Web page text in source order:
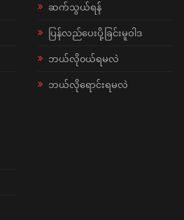
ဆက်သွယ်ရန်
ပြန်လည်ပေးပို့ခြင်းမူဝါဒ
ဘယ်လို၀ယ်ရမလဲ
ဘယ်လိုရောင်းရမလဲ